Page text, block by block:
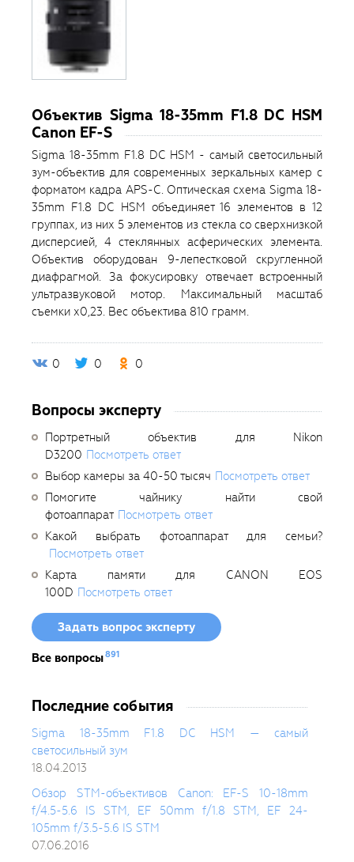
Объектив Sigma 18-35mm F1.8 DC HSM
Canon EF-S
Sigma 18-35mm F1.8 DC HSM - cамый светосильный
зум-объектив для современных зеркальных камер с
форматом кадра APS-C. Оптическая схема Sigma 18-
35mm F1.8 DC HSM объединяет 16 элементов в 12
группах, из них 5 элементов из стекла со сверхнизкой
дисперсией, 4 стеклянных асферических элемента.
Объектив оборудован 9-лепестковой скругленной
диафрагмой. За фокусировку отвечает встроенный
ультразвуковой мотор. Максимальный масштаб
съемки х0,23. Вес объектива 810 грамм.
0 0 0
Вопросы эксперту
Портретный объектив для Nikon
D3200 Посмотреть ответ
Выбор камеры за 40-50 тысяч Посмотреть ответ
Помогите чайнику найти свой
фотоаппарат Посмотреть ответ
Какой выбрать фотоаппарат для семьи?
Посмотреть ответ
Карта памяти для CANON EOS
100D Посмотреть ответ
Задать вопрос эксперту
Все вопросы891
Последние события
Sigma 18-35mm F1.8 DC HSM — самый
светосильный зум
18.04.2013
Обзор STM-объективов Canon: EF-S 10-18mm
f/4.5-5.6 IS STM, EF 50mm f/1.8 STM, EF 24-
105mm f/3.5-5.6 IS STM
07.06.2016